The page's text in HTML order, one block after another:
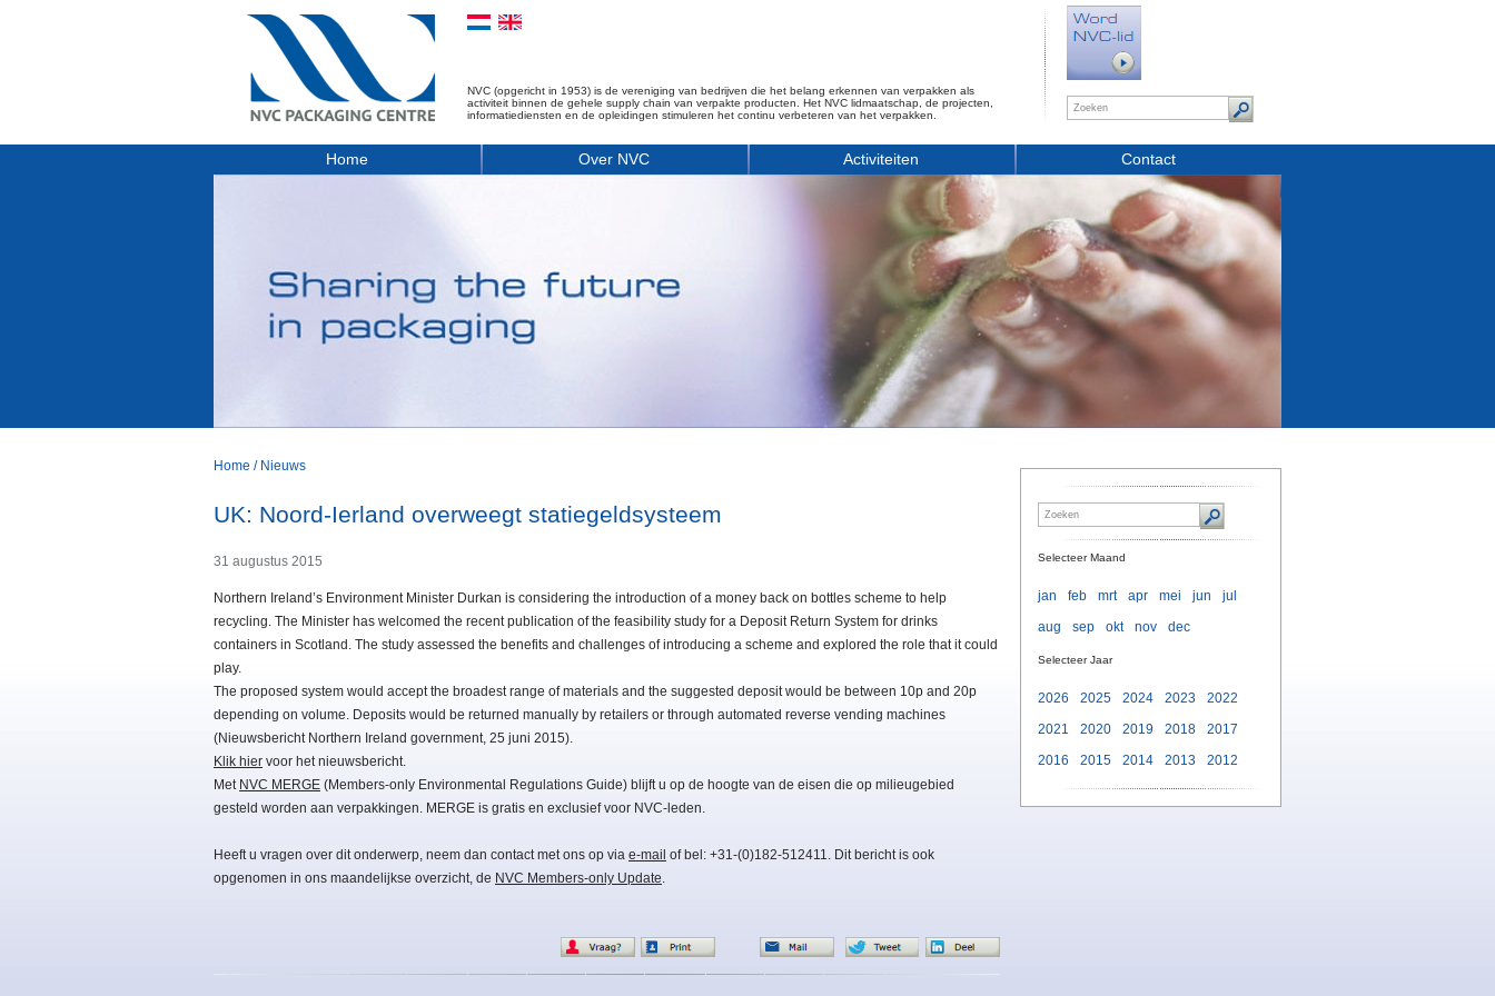
NVC (opgericht in 1953) is de vereniging van bedrijven die het belang erkennen van verpakken als
activiteit binnen de gehele supply chain van verpakte producten. Het NVC lidmaatschap, de projecten,
informatiediensten en de opleidingen stimuleren het continu verbeteren van het verpakken.
Home Over NVC Activiteiten Contact
Home / Nieuws
UK: Noord-Ierland overweegt statiegeldsysteem
31 augustus 2015
Northern Ireland’s Environment Minister Durkan is considering the introduction of a money back on bottles scheme to help
recycling. The Minister has welcomed the recent publication of the feasibility study for a Deposit Return System for drinks
containers in Scotland. The study assessed the benefits and challenges of introducing a scheme and explored the role that it could
play.
The proposed system would accept the broadest range of materials and the suggested deposit would be between 10p and 20p
depending on volume. Deposits would be returned manually by retailers or through automated reverse vending machines
(Nieuwsbericht Northern Ireland government, 25 juni 2015).
Klik hier voor het nieuwsbericht.
Met NVC MERGE (Members-only Environmental Regulations Guide) blijft u op de hoogte van de eisen die op milieugebied
gesteld worden aan verpakkingen. MERGE is gratis en exclusief voor NVC-leden.
Heeft u vragen over dit onderwerp, neem dan contact met ons op via e-mail of bel: +31-(0)182-512411. Dit bericht is ook
opgenomen in ons maandelijkse overzicht, de NVC Members-only Update.
Selecteer Maand
jan feb mrt apr mei jun
jul
aug
sep okt nov dec
Selecteer Jaar
2026 2025 2024 2023
2022
2021
2020 2019 2018
2017
2016
2015 2014 2013 2012